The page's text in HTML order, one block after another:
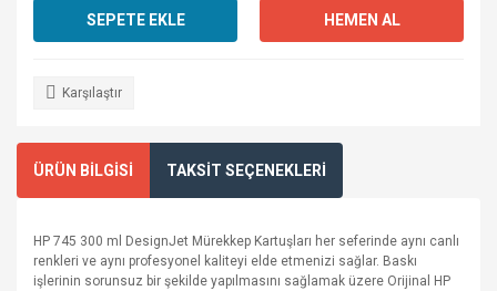
SEPETE EKLE HEMEN AL
Karşılaştır
ÜRÜN BİLGİSİ TAKSİT SEÇENEKLERİ
HP 745 300 ml DesignJet Mürekkep Kartuşları her seferinde aynı canlı
renkleri ve aynı profesyonel kaliteyi elde etmenizi sağlar. Baskı
işlerinin sorunsuz bir şekilde yapılmasını sağlamak üzere Orijinal HP